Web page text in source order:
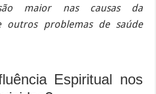
maior nas causas da
outros problemas de saúde
Espiritual nos